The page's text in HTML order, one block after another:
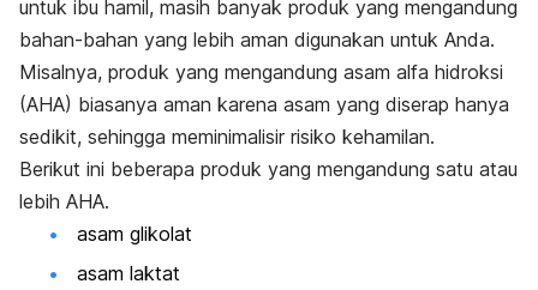
untuk ibu hamil, masih banyak produk yang mengandung
bahan-bahan yang lebih aman digunakan untuk Anda.
Misalnya, produk yang mengandung asam alfa hidroksi
(AHA) biasanya aman karena asam yang diserap hanya
sedikit, sehingga meminimalisir risiko kehamilan.
Berikut ini beberapa produk yang mengandung satu atau
lebih AHA.
asam glikolat
asam laktat